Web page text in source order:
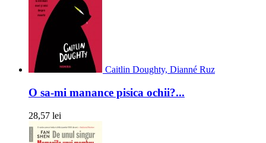
Caitlin Doughty, Dianné Ruz
O sa-mi manance pisica ochii?...
28,57 lei